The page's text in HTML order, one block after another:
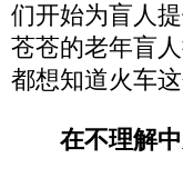
们开始为盲人
苍苍的老年盲
都想知道火车这
在不理解